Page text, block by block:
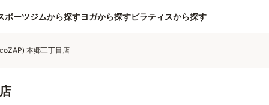
ポーツジムから探すヨガから探すピラティスから探す
本郷三丁目店